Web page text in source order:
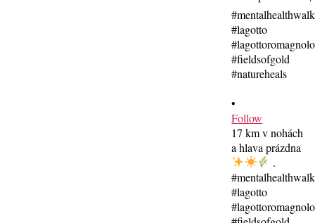
•
Follow
17 km v nohách
a hlava prázdna
.
#mentalhealthwalk
#lagotto